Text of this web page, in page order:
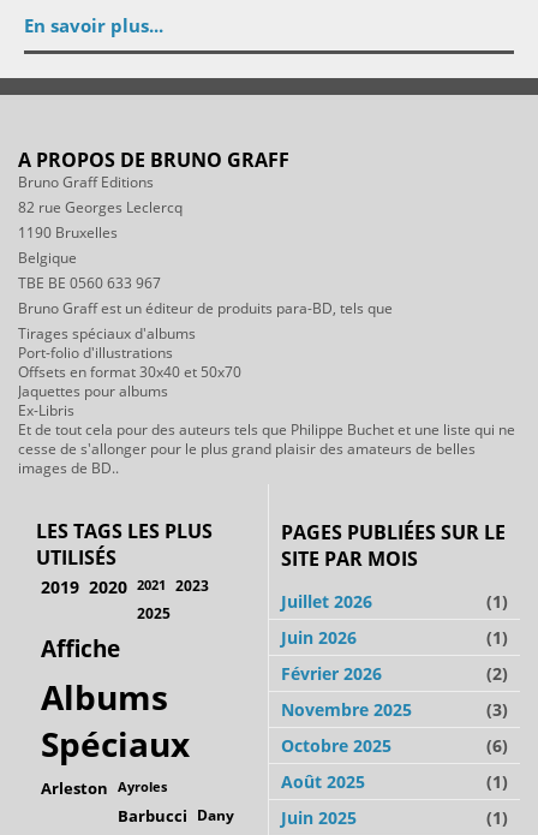
En savoir plus...
A PROPOS DE BRUNO GRAFF
Bruno Graff Editions
82 rue Georges Leclercq
1190 Bruxelles
Belgique
TBE BE 0560 633 967
Bruno Graff est un éditeur de produits para-BD, tels que
Tirages spéciaux d'albums
Port-folio d'illustrations
Offsets en format 30x40 et 50x70
Jaquettes pour albums
Ex-Libris
Et de tout cela pour des auteurs tels que Philippe Buchet et une liste qui ne
cesse de s'allonger pour le plus grand plaisir des amateurs de belles
images de BD..
LES TAGS LES PLUS
UTILISÉS
2019 2020 2021 2023
2025
Affiche
Albums
Spéciaux
Arleston Ayroles
Barbucci Dany
PAGES PUBLIÉES SUR LE
SITE PAR MOIS
Juillet 2026
(1)
Juin 2026
(1)
Février 2026
(2)
Novembre 2025
(3)
Octobre 2025
(6)
Août 2025
(1)
Juin 2025
(1)